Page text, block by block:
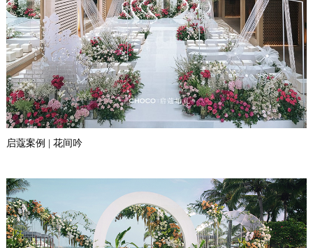
启蔻案例 | 花间吟